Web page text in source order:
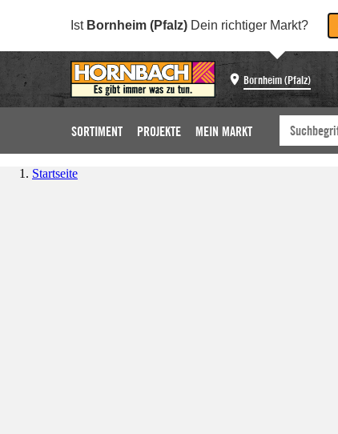
Ist Bornheim (Pfalz) Dein richtiger Markt?
Bornheim (Pfalz)
SORTIMENT PROJEKTE MEIN MARKT
Startseite